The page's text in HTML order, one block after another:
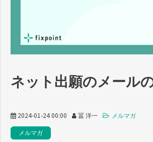
ネット出願のメール
2024-01-24 00:00 冨 洋一 メルマガ
メルマガ